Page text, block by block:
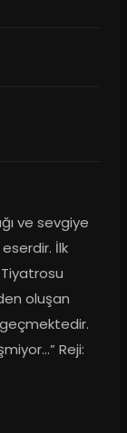
ve sevgiye
İlk
oluşan
Reji: